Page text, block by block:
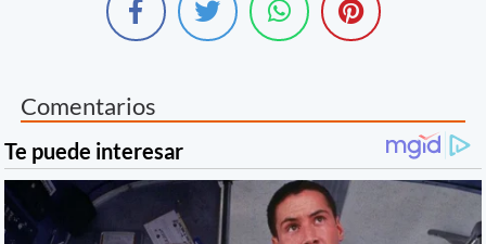
Comentarios